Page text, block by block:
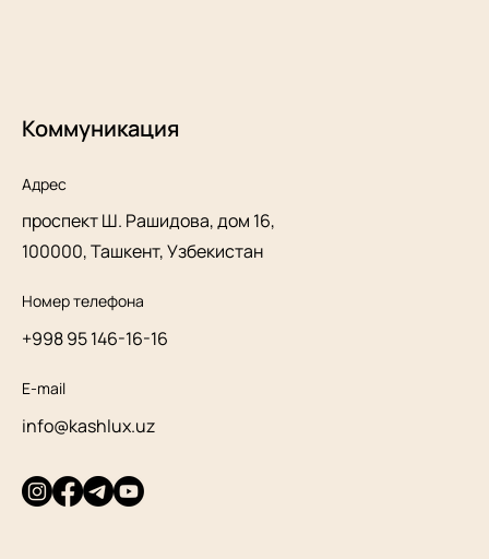
Коммуникация
Адрес
проспект Ш. Рашидова, дом 16,
100000, Ташкент, Узбекистан
Номер телефона
+998 95 146-16-16
E-mail
info@kashlux.uz